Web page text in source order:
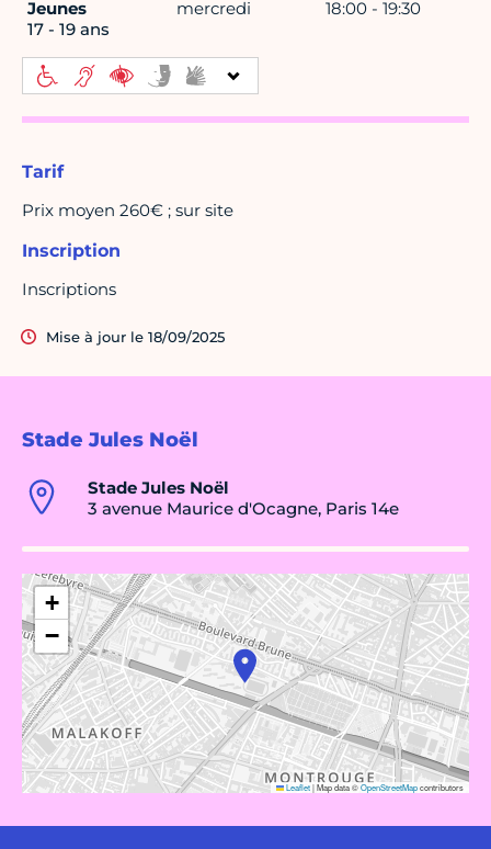
Stade Jules Noël
Stade Jules Noël
3 avenue Maurice d'Ocagne, Paris 14e
+
−
Leaflet|Map data ©OpenStreetMapcontributors
Jeunes
17 - 19 ans
mercredi 18:00 - 19:30
Tarif
Prix moyen 260€ ; sur site
Inscription
Inscriptions
Mise à jour le 18/09/2025